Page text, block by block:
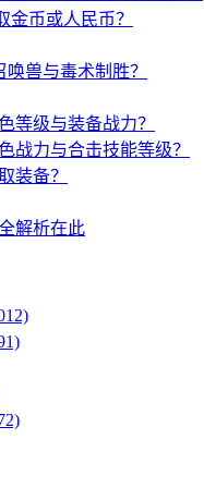
金币或人民币？
兽与毒术制胜？
等级与装备战力？
战力与合击技能等级？
装备？
解析在此